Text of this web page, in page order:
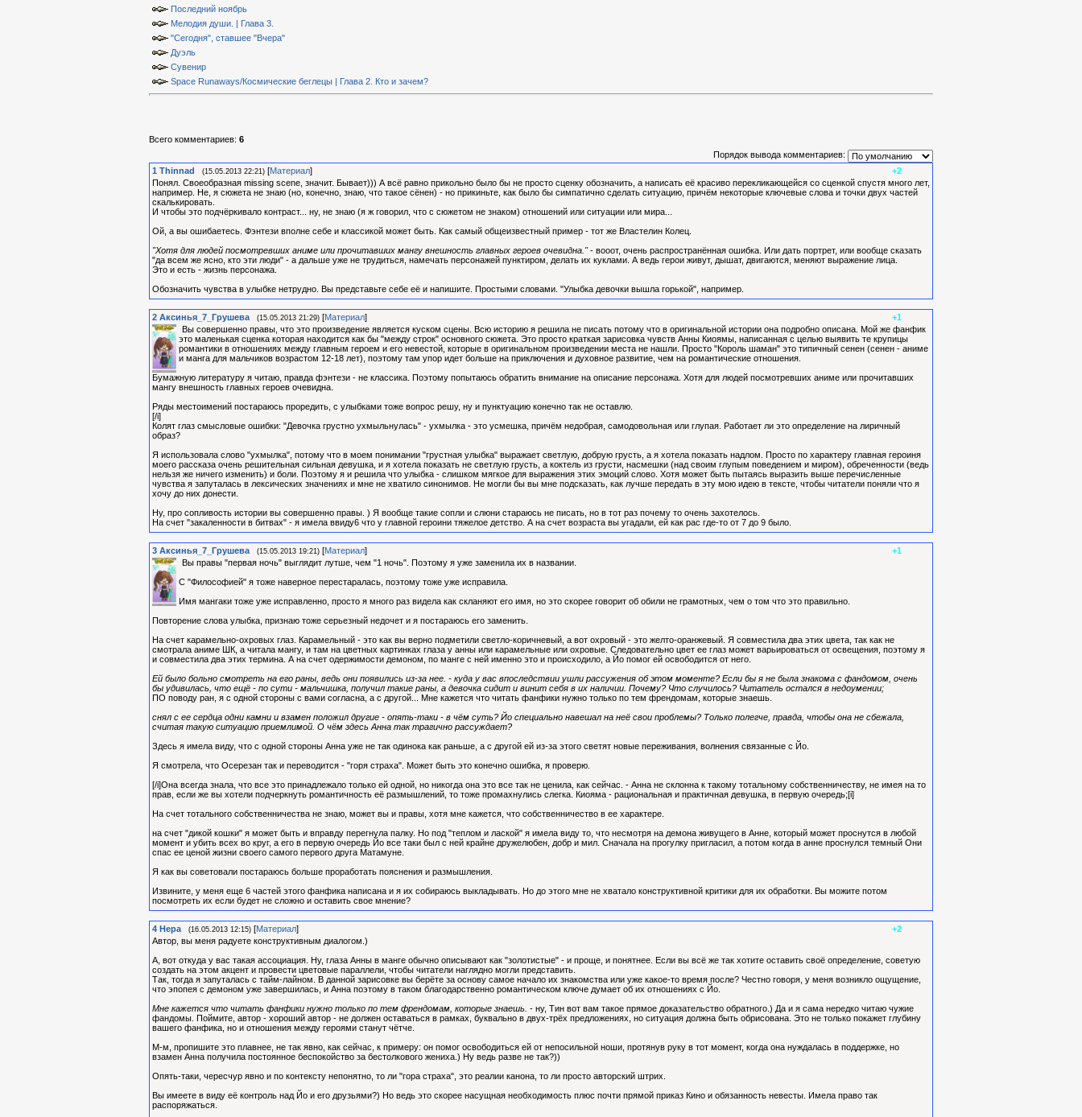
Последний ноябрь
Мелодия души. | Глава 3.
"Сегодня", ставшее "Вчера"
Дуэль
Сувенир
Space Runaways/Космические беглецы | Глава 2. Кто и зачем?
Всего комментариев: 6
Порядок вывода комментариев:
+2
1 Thinnad (15.05.2013 22:21) [Материал]
Понял. Своеобразная missing scene, значит. Бывает))) А всё равно прикольно было бы не просто сценку обозначить, а написать её красиво перекликающейся со сценкой спустя много лет,
например. Не, я сюжета не знаю (но, конечно, знаю, что такое сёнен) - но прикиньте, как было бы симпатично сделать ситуацию, причём некоторые ключевые слова и точки двух частей
скалькировать.
И чтобы это подчёркивало контраст... ну, не знаю (я ж говорил, что с сюжетом не знаком) отношений или ситуации или мира...
Ой, а вы ошибаетесь. Фэнтези вполне себе и классикой может быть. Как самый общеизвестный пример - тот же Властелин Колец.
"Хотя для людей посмотревших аниме или прочитавших мангу внешность главных героев очевидна."- вооот, очень распространённая ошибка. Или дать портрет, или вообще сказать
"да всем же ясно, кто эти люди" - а дальше уже не трудиться, намечать персонажей пунктиром, делать их куклами. А ведь герои живут, дышат, двигаются, меняют выражение лица.
Это и есть - жизнь персонажа.
Обозначить чувства в улыбке нетрудно. Вы представьте себе её и напишите. Простыми словами. "Улыбка девочки вышла горькой", например.
+1
2 Аксинья_7_Грушева (15.05.2013 21:29) [Материал]
Вы совершенно правы, что это произведение является куском сцены. Всю историю я решила не писать потому что в оригинальной истории она подробно описана. Мой же фанфик
это маленькая сценка которая находится как бы "между строк" основного сюжета. Это просто краткая зарисовка чувств Анны Киоямы, написанная с целью выявить те крупицы
романтики в отношениях между главным героем и его невестой, которые в оригинальном произведении места не нашли. Просто "Король шаман" это типичный сенен (сенен - аниме
и манга для мальчиков возрастом 12-18 лет), поэтому там упор идет больше на приключения и духовное развитие, чем на романтические отношения.
Бумажную литературу я читаю, правда фэнтези - не классика. Поэтому попытаюсь обратить внимание на описание персонажа. Хотя для людей посмотревших аниме или прочитавших
мангу внешность главных героев очевидна.
Ряды местоимений постараюсь проредить, с улыбками тоже вопрос решу, ну и пунктуацию конечно так не оставлю.
[/i]
Колят глаз смысловые ошибки: "Девочка грустно ухмыльнулась" - ухмылка - это усмешка, причём недобрая, самодовольная или глупая. Работает ли это определение на лиричный
образ?
Я использовала слово "ухмылка", потому что в моем понимании "грустная улыбка" выражает светлую, добрую грусть, а я хотела показать надлом. Просто по характеру главная героиня
моего рассказа очень решительная сильная девушка, и я хотела показать не светлую грусть, а коктель из грусти, насмешки (над своим глупым поведением и миром), обреченности (ведь
нельзя же ничего изменить) и боли. Поэтому я и решила что улыбка - слишком мягкое для выражения этих эмоций слово. Хотя может быть пытаясь выразить выше перечисленные
чувства я запуталась в лексических значениях и мне не хватило синонимов. Не могли бы вы мне подсказать, как лучше передать в эту мою идею в тексте, чтобы читатели поняли что я
хочу до них донести.
Ну, про сопливость истории вы совершенно правы. ) Я вообще такие сопли и слюни стараюсь не писать, но в тот раз почему то очень захотелось.
На счет "закаленности в битвах" - я имела ввиду6 что у главной героини тяжелое детство. А на счет возраста вы угадали, ей как рас где-то от 7 до 9 было.
+1
3 Аксинья_7_Грушева (15.05.2013 19:21) [Материал]
Вы правы "первая ночь" выглядит лутше, чем "1 ночь". Поэтому я уже заменила их в названии.
С "Философией" я тоже наверное перестаралась, поэтому тоже уже исправила.
Имя мангаки тоже уже исправленно, просто я много раз видела как скланяют его имя, но это скорее говорит об обили не грамотных, чем о том что это правильно.
Повторение слова улыбка, признаю тоже серьезный недочет и я постараюсь его заменить.
На счет карамельно-охровых глаз. Карамельный - это как вы верно подметили светло-коричневый, а вот охровый - это желто-оранжевый. Я совместила два этих цвета, так как не
смотрала аниме ШК, а читала мангу, и там на цветных картинках глаза у анны или карамельные или охровые. Следовательно цвет ее глаз может варьироваться от освещения, поэтому я
и совместила два этих термина. А на счет одержимости демоном, по манге с ней именно это и происходило, а Йо помог ей освободится от него.
Ей было больно смотреть на его раны, ведь они появились из-за нее. - куда у вас впоследствии ушли рассужения об этом моменте? Если бы я не была знакома с фандомом, очень
бы удивилась, что ещё - по сути - мальчишка, получил такие раны, а девочка сидит и винит себя в их наличии. Почему? Что случилось? Читатель остался в недоумении;
ПО поводу ран, я с одной стороны с вами согласна, а с другой... Мне кажется что читать фанфики нужно только по тем френдомам, которые знаешь.
снял с ее сердца одни камни и взамен положил другие - опять-таки - в чём суть? Йо специально навешал на неё свои проблемы? Только полегче, правда, чтобы она не сбежала,
считая такую ситуацию приемлимой. О чём здесь Анна так трагично рассуждает?
Здесь я имела виду, что с одной стороны Анна уже не так одинока как раньше, а с другой ей из-за этого светят новые переживания, волнения связанные с Йо.
Я смотрела, что Осерезан так и переводится - "горя страха". Может быть это конечно ошибка, я проверю.
[/i]Она всегда знала, что все это принадлежало только ей одной, но никогда она это все так не ценила, как сейчас. - Анна не склонна к такому тотальному собственничеству, не имея на то
прав, если же вы хотели подчеркнуть романтичность её размышлений, то тоже промахнулись слегка. Киояма - рациональная и практичная девушка, в первую очередь;[i]
На счет тотального собственничества не знаю, может вы и правы, хотя мне кажется, что собственничество в ее характере.
на счет "дикой кошки" я может быть и вправду перегнула палку. Но под "теплом и лаской" я имела виду то, что несмотря на демона живущего в Анне, который может проснутся в любой
момент и убить всех во круг, а его в первую очередь Йо все таки был с ней крайне дружелюбен, добр и мил. Сначала на прогулку пригласил, а потом когда в анне проснулся темный Они
спас ее ценой жизни своего самого первого друга Матамуне.
Я как вы советовали постараюсь больше проработать пояснения и размышления.
Извините, у меня еще 6 частей этого фанфика написана и я их собираюсь выкладывать. Но до этого мне не хватало конструктивной критики для их обработки. Вы можите потом
посмотреть их если будет не сложно и оставить свое мнение?
+2
4 Нера (16.05.2013 12:15) [Материал]
Автор, вы меня радуете конструктивным диалогом.)
А, вот откуда у вас такая ассоциация. Ну, глаза Анны в манге обычно описывают как "золотистые" - и проще, и понятнее. Если вы всё же так хотите оставить своё определение, советую
создать на этом акцент и провести цветовые параллели, чтобы читатели наглядно могли представить.
Так, тогда я запуталась с тайм-лайном. В данной зарисовке вы берёте за основу самое начало их знакомства или уже какое-то время после? Честно говоря, у меня возникло ощущение,
что эпопея с демоном уже завершилась, и Анна поэтому в таком благодарственно романтическом ключе думает об их отношениях с Йо.
Мне кажется что читать фанфики нужно только по тем френдомам, которые знаешь. - ну, Тин вот вам такое прямое доказательство обратного.) Да и я сама нередко читаю чужие
фандомы. Поймите, автор - хороший автор - не должен оставаться в рамках, буквально в двух-трёх предложениях, но ситуация должна быть обрисована. Это не только покажет глубину
вашего фанфика, но и отношения между героями станут чётче.
М-м, пропишите это плавнее, не так явно, как сейчас, к примеру: он помог освободиться ей от непосильной ноши, протянув руку в тот момент, когда она нуждалась в поддержке, но
взамен Анна получила постоянное беспокойство за бестолкового жениха.) Ну ведь разве не так?))
Опять-таки, чересчур явно и по контексту непонятно, то ли "гора страха", это реалии канона, то ли просто авторский штрих.
Вы имеете в виду её контроль над Йо и его друзьями?) Но ведь это скорее насущная необходимость плюс почти прямой приказ Кино и обязанность невесты. Имела право так
распоряжаться.